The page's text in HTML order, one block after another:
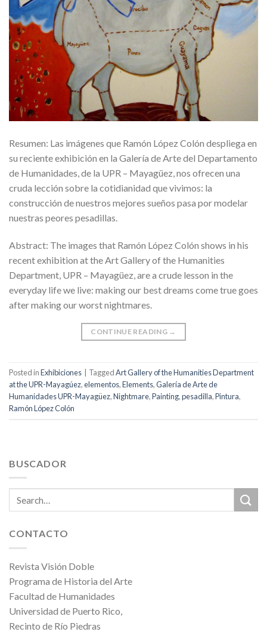
Resumen: Las imágenes que Ramón López Colón despliega en
su reciente exhibición en la Galería de Arte del Departamento
de Humanidades, de la UPR – Mayagüez, nos ofrecen una
cruda lección sobre la cotidianidad que vivimos: la
construcción de nuestros mejores sueños pasa por modelar
nuestras peores pesadillas.
Abstract: The images that Ramón López Colón shows in his
recent exhibition at the Art Gallery of the Humanities
Department, UPR – Mayagüez, are a crude lesson in the
everyday life we live: making our best dreams come true goes
after making our worst nightmares.
CONTINUE READING →
Posted inExhibiciones TaggedArt Gallery of the Humanities Department
at the UPR-Mayagúez,elementos,Elements,Galería de Arte de
Humanidades UPR-Mayagüez,Nightmare,Painting,pesadilla,Pintura,
Ramón López Colón
BUSCADOR
CONTACTO
Revista Visión Doble
Programa de Historia del Arte
Facultad de Humanidades
Universidad de Puerto Rico,
Recinto de Río Piedras